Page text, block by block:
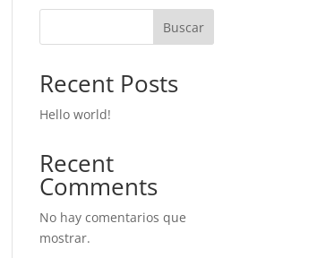
Buscar
Recent Posts
Hello world!
Recent
Comments
No hay comentarios que
mostrar.
NT&TS Group
Asesoría corporativa en